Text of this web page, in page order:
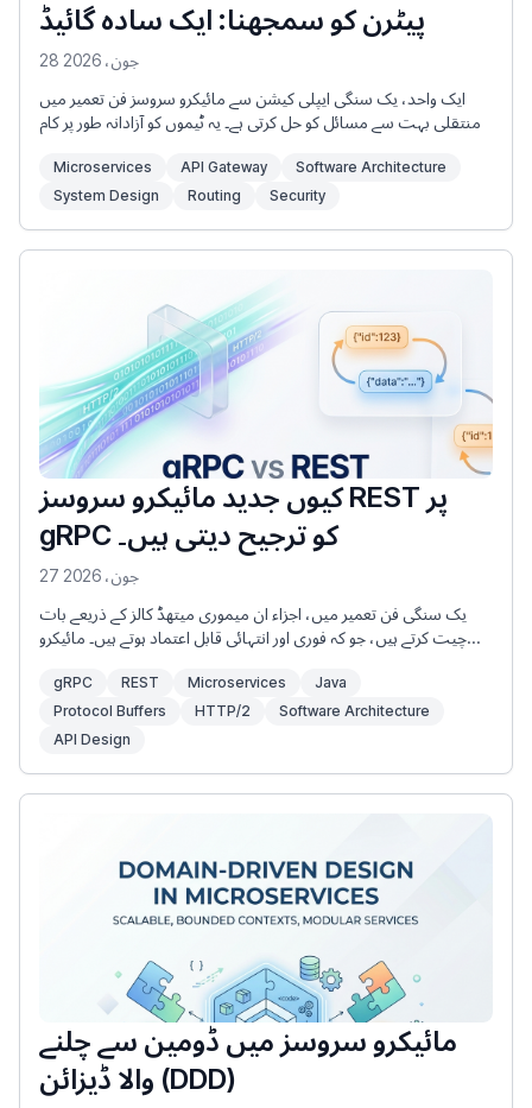
پیٹرن کو سمجھنا: ایک سادہ گائیڈ
28 جون، 2026
ایک واحد، یک سنگی ایپلی کیشن سے مائیکرو سروسز فن تعمیر میں
منتقلی بہت سے مسائل کو حل کرتی ہے۔ یہ ٹیموں کو آزادانہ طور پر کام
کے حصوں کی پیمائش کرنے کی اجازت دیتا ہے۔ تاہم، یہ ایک نیا چیلنج
بھی پیش کرتا ہے: کلائنٹس ان تمام آزاد خدمات کے ساتھ کیسے تعامل
Microservices API Gateway
Software Architecture
System Design
Routing Security
کیوں جدید مائیکرو سروسز REST پر
gRPC کو ترجیح دیتی ہیں۔
27 جون، 2026
یک سنگی فن تعمیر میں، اجزاء ان میموری میتھڈ کالز کے ذریعے بات
چیت کرتے ہیں، جو کہ فوری اور انتہائی قابل اعتماد ہوتے ہیں۔ مائیکرو
سے الگ ہوتے ہیں۔ مواصلات ایک آؤٹ آف پراسیس نیٹ ورک کال بن
جاتی ہے (انٹر پروسیس کمیونیکیشن، یا IPC)۔
gRPC REST Microservices
Java
Protocol Buffers
HTTP/2
Software Architecture
API Design
مائیکرو سروسز میں ڈومین سے چلنے
والا ڈیزائن (DDD)